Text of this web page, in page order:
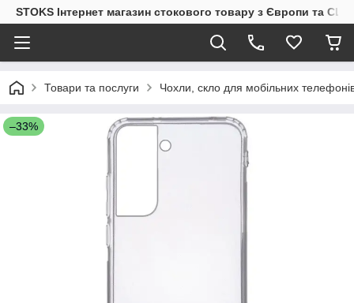
STOKS Інтернет магазин стокового товару з Європи та
Товари та послуги Чохли, скло для мобільних
–33%